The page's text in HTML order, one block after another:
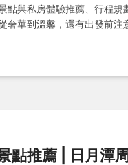
點與私房體驗推薦、行程規
奢華到溫馨，還有出發前注
點推薦 | 日月潭